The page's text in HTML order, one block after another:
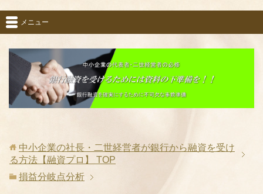
メニュー
中小企業の社長・二世経営者が銀行から融資を受け
る方法【融資プロ】
TOP
損益分岐点分析